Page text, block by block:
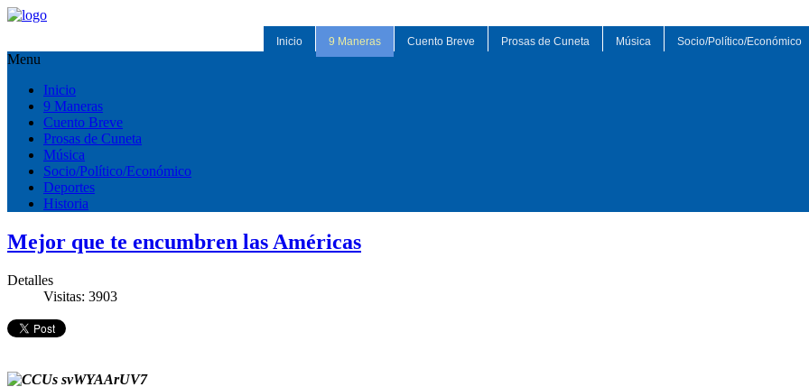
Inicio 9 Maneras Cuento Breve Prosas de Cuneta Música Socio/Político/Económico
Menu
Inicio
9 Maneras
Cuento Breve
Prosas de Cuneta
Música
Socio/Político/Económico
Deportes
Historia
Mejor que te encumbren las Américas
Detalles
Visitas: 3903